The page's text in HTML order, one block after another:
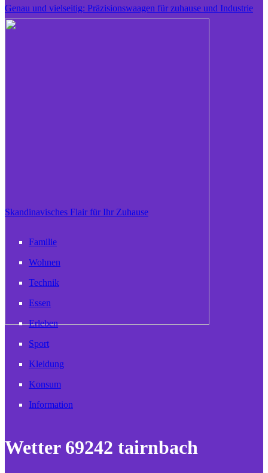
Genau und vielseitig: Präzisionswaagen für zuhause und Industrie
Skandinavisches Flair für Ihr Zuhause
Familie
Wohnen
Technik
Essen
Erleben
Sport
Kleidung
Konsum
Information
Wetter 69242 tairnbach